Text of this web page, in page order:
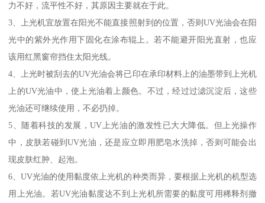
力不好，流平性不好，其原因主要就在于此。
3、上光机宜放置在阳光不能直接照射到的位置，否则UV光油会在阳
光中的紫外光作用下固化在涂布辊上。若不能避开阳光直射，也应
该用红黑窗帘挡住太阳光线。
4、上光时被刮去的UV光油会将已印在承印材料上的油墨带到上光机
上的UV光油中，使上光油着上颜色。不过，经过过滤沉淀后，这些
光油还可继续使用，不必扔掉。
5、随着科技的发展，UV上光油的激发性已大大降低。但上光操作
中，皮肤若碰到UV光油，还是应立即用肥皂水洗掉，否则可能会出
现皮肤红肿、起泡。
6、UV光油的使用黏度依上光机的种类而异，要根据上光机的机型选
用上光油。若UV光油黏度达不到上光机所需要的黏度可用稀释剂撤